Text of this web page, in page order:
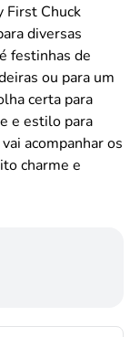
First Chuck
diversas
festinhas de
ou para um
certa para
e estilo para
acompanhar os
charme e